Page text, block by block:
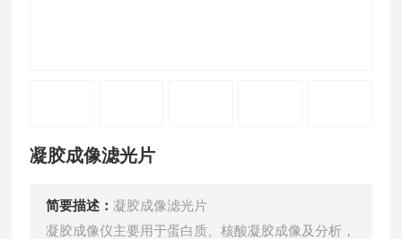
凝胶成像滤光片
简要描述：凝胶成像滤光片
凝胶成像仪主要用于蛋白质、核酸凝胶成像及分析，